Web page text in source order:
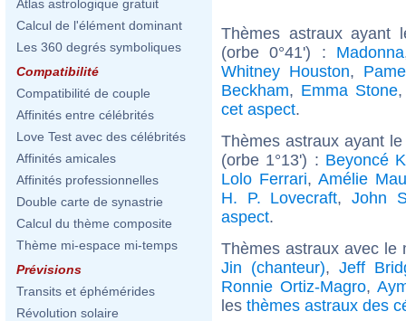
Atlas astrologique gratuit
Calcul de l'élément dominant
Les 360 degrés symboliques
Compatibilité
Compatibilité de couple
Affinités entre célébrités
Love Test avec des célébrités
Affinités amicales
Affinités professionnelles
Double carte de synastrie
Calcul du thème composite
Thème mi-espace mi-temps
Prévisions
Transits et éphémérides
Révolution solaire
Thèmes astraux ayant
(orbe 0°41') : Madonna
Whitney Houston,
Beckham, Emma Stone
cet aspect.
Thèmes astraux ayant
(orbe 1°13') : Beyoncé
Lolo Ferrari,Amélie
H. P. Lovecraft,John
aspect.
Thèmes astraux avec
Jin (chanteur),Jeff
Ronnie Ortiz-Magro,
les thèmes astraux des